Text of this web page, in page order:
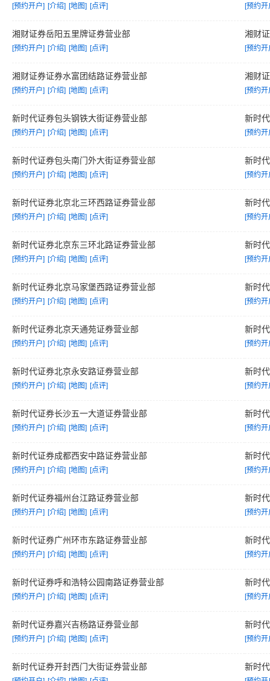
[预约开户] [介绍] [地图] [点评] [预约开
湘财证券岳阳五里牌证券营业部
[预约开户] [介绍] [地图] [点评]
湘财
[预约开
湘财证券证券水富团结路证券营业部
[预约开户] [介绍] [地图] [点评]
湘财
[预约开
新时代证券包头钢铁大街证券营业部
[预约开户] [介绍] [地图] [点评]
新时
[预约开
新时代证券包头南门外大街证券营业部
[预约开户] [介绍] [地图] [点评]
新时
[预约开
新时代证券北京北三环西路证券营业部
[预约开户] [介绍] [地图] [点评]
新时
[预约开
新时代证券北京东三环北路证券营业部
[预约开户] [介绍] [地图] [点评]
新时
[预约开
新时代证券北京马家堡西路证券营业部
[预约开户] [介绍] [地图] [点评]
新时
[预约开
新时代证券北京天通苑证券营业部
[预约开户] [介绍] [地图] [点评]
新时
[预约开
新时代证券北京永安路证券营业部
[预约开户] [介绍] [地图] [点评]
新时
[预约开
新时代证券长沙五一大道证券营业部
[预约开户] [介绍] [地图] [点评]
新时
[预约开
新时代证券成都西安中路证券营业部
[预约开户] [介绍] [地图] [点评]
新时
[预约开
新时代证券福州台江路证券营业部
[预约开户] [介绍] [地图] [点评]
新时
[预约开
新时代证券广州环市东路证券营业部
[预约开户] [介绍] [地图] [点评]
新时
[预约开
新时代证券呼和浩特公园南路证券营业部
[预约开户] [介绍] [地图] [点评]
新时
[预约开
新时代证券嘉兴吉杨路证券营业部
[预约开户] [介绍] [地图] [点评]
新时
[预约开
新时代证券开封西门大街证券营业部 新时